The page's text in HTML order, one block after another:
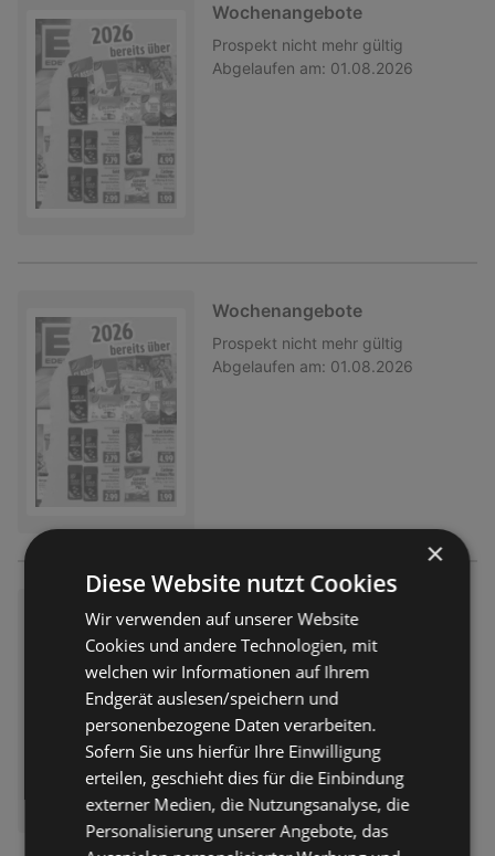
Wochenangebote
Prospekt nicht mehr gültig
Abgelaufen am: 01.08.2026
Wochenangebote
Prospekt nicht mehr gültig
Abgelaufen am: 01.08.2026
Wochenangebote
Prospekt nicht mehr gültig
Abgelaufen am: 01.08.2026
×
Diese Website nutzt Cookies
Wir verwenden auf unserer Website
Cookies und andere Technologien, mit
welchen wir Informationen auf Ihrem
Endgerät auslesen/speichern und
personenbezogene Daten verarbeiten.
Sofern Sie uns hierfür Ihre Einwilligung
erteilen, geschieht dies für die Einbindung
externer Medien, die Nutzungsanalyse, die
Personalisierung unserer Angebote, das